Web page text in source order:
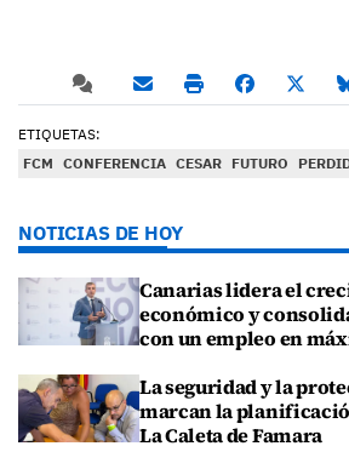
ETIQUETAS:
FCM CONFERENCIA CESAR FUTURO
NOTICIAS DE HOY
Canarias lidera el
económico y
con un empleo en
La seguridad y la
marcan la
La Caleta de Famara